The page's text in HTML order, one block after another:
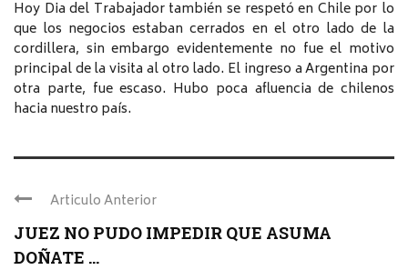
Hoy Dia del Trabajador también se respetó en Chile por lo
que los negocios estaban cerrados en el otro lado de la
cordillera, sin embargo evidentemente no fue el motivo
principal de la visita al otro lado. El ingreso a Argentina por
otra parte, fue escaso. Hubo poca afluencia de chilenos
hacia nuestro país.
Articulo Anterior
JUEZ NO PUDO IMPEDIR QUE ASUMA
DOÑATE ...